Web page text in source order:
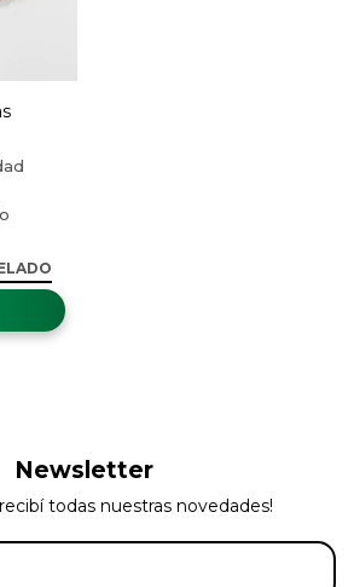
Newsletter
todas nuestras novedades!